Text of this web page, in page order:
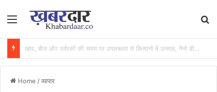
Menu
खाद की कालाबाजारी पर शिकंजा : अवैध भण्डारण पर कार्रवाई, गोदाम सील और खाद जब्त….
Home /व्यापार